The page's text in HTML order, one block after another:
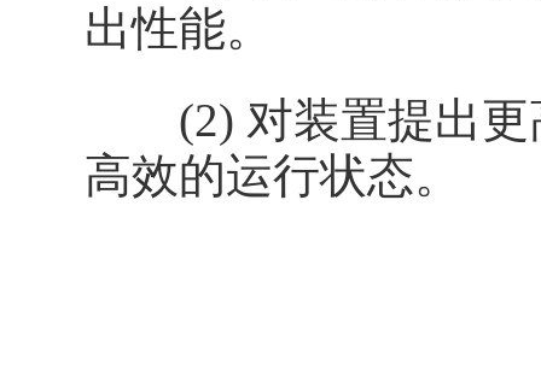
出性能。
(2) 对装置提出更
高效的运行状态。